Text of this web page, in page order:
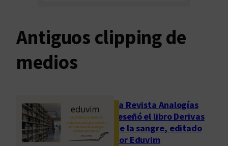
Antiguos clipping de
medios
La Revista Analogías
reseñó el libro Derivas
de la sangre, editado
por Eduvim